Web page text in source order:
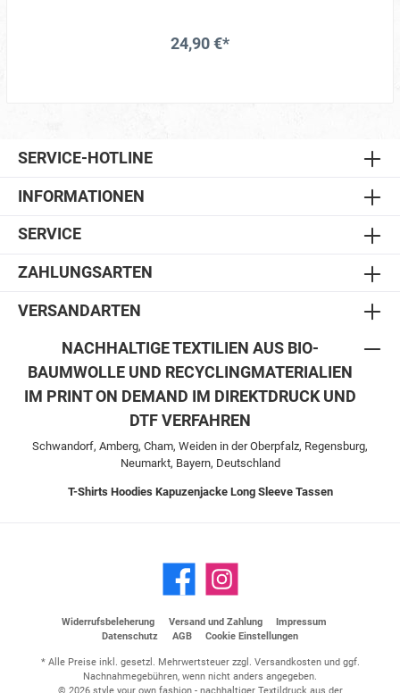
24,90 €*
SERVICE-HOTLINE
INFORMATIONEN
SERVICE
ZAHLUNGSARTEN
VERSANDARTEN
NACHHALTIGE TEXTILIEN AUS BIO-
BAUMWOLLE UND RECYCLINGMATERIALIEN
IM PRINT ON DEMAND IM DIREKTDRUCK UND
DTF VERFAHREN
Schwandorf, Amberg, Cham, Weiden in der Oberpfalz, Regensburg,
Neumarkt, Bayern, Deutschland
T-Shirts Hoodies Kapuzenjacke Long Sleeve Tassen
Widerrufsbeleherung Versand und Zahlung
Impressum
Datenschutz
AGB Cookie Einstellungen
* Alle Preise inkl. gesetzl. Mehrwertsteuer zzgl. Versandkostenund ggf.
Nachnahmegebühren, wenn nicht anders angegeben.